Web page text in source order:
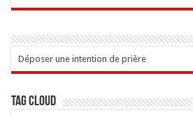
Déposer une intention de prière
Tag Cloud